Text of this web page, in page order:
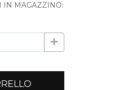
IN MAGAZZINO: